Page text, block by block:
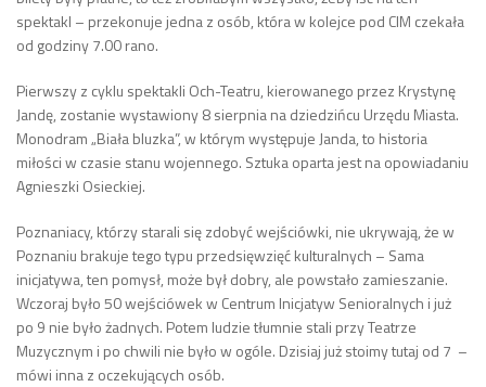
spektakl – przekonuje jedna z osób, która w kolejce pod CIM czekała
od godziny 7.00 rano.
Pierwszy z cyklu spektakli Och-Teatru, kierowanego przez Krystynę
Jandę, zostanie wystawiony 8 sierpnia na dziedzińcu Urzędu Miasta.
Monodram „Biała bluzka”, w którym występuje Janda, to historia
miłości w czasie stanu wojennego. Sztuka oparta jest na opowiadaniu
Agnieszki Osieckiej.
Poznaniacy, którzy starali się zdobyć wejściówki, nie ukrywają, że w
Poznaniu brakuje tego typu przedsięwzięć kulturalnych – Sama
inicjatywa, ten pomysł, może był dobry, ale powstało zamieszanie.
Wczoraj było 50 wejściówek w Centrum Inicjatyw Senioralnych i już
po 9 nie było żadnych. Potem ludzie tłumnie stali przy Teatrze
Muzycznym i po chwili nie było w ogóle. Dzisiaj już stoimy tutaj od 7 –
mówi inna z oczekujących osób.